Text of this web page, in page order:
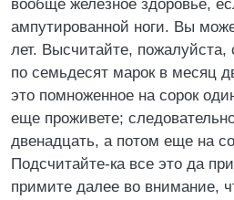
вообще железное здоровье,
ампутированной ноги. Вы
лет. Высчитайте, пожалуйста,
по семьдесят марок в месяц
это помноженное на сорок
еще проживете;
двенадцать, а потом еще на
Подсчитайте-ка все это да
примите далее во внимание,